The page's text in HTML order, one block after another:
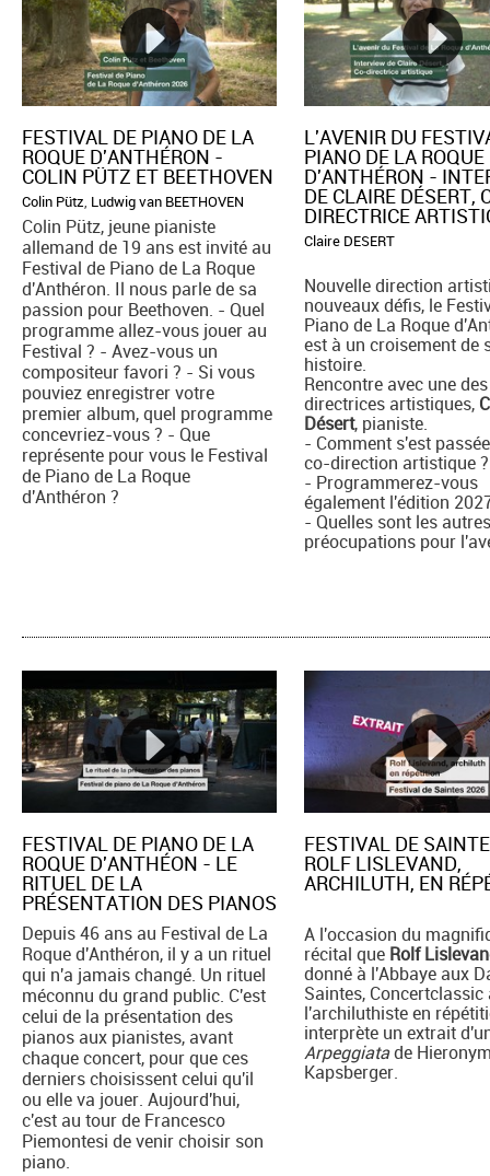
FESTIVAL DE PIANO DE LA
ROQUE D'ANTHÉRON -
COLIN PÜTZ ET BEETHOVEN
Colin Pütz, Ludwig van BEETHOVEN
Colin Pütz, jeune pianiste
allemand de 19 ans est invité au
Festival de Piano de La Roque
d'Anthéron. Il nous parle de sa
passion pour Beethoven. - Quel
programme allez-vous jouer au
Festival ? - Avez-vous un
compositeur favori ? - Si vous
pouviez enregistrer votre
premier album, quel programme
concevriez-vous ? - Que
représente pour vous le Festival
de Piano de La Roque
d'Anthéron ?
L'AVENIR DU
PIANO DE LA ROQUE
D'ANTHÉRON -
DE CLAIRE DÉSERT,
DIRECTRICE
Claire DESERT
Nouvelle direction
nouveaux défis, le
Piano de La Roque
est à un croisement de
histoire.
Rencontre avec une
directrices artistiques,
Désert, pianiste.
- Comment s'est
co-direction artistique ?
- Programmerez-vous
également l'édition
- Quelles sont les
préocupations pour
FESTIVAL DE PIANO DE LA
ROQUE D'ANTHÉON - LE
RITUEL DE LA
PRÉSENTATION DES PIANOS
Depuis 46 ans au Festival de La
Roque d'Anthéron, il y a un rituel
qui n'a jamais changé. Un rituel
méconnu du grand public. C'est
celui de la présentation des
pianos aux pianistes, avant
chaque concert, pour que ces
derniers choisissent celui qu'il
ou elle va jouer. Aujourd'hui,
c'est au tour de Francesco
Piemontesi de venir choisir son
piano.
FESTIVAL DE
ROLF LISLEVAND,
ARCHILUTH, EN
A l'occasion du
récital que Rolf
donné à l'Abbaye aux
Saintes,
l'archiluthiste en
interprète un extrait
Arpeggiatade
Kapsberger.